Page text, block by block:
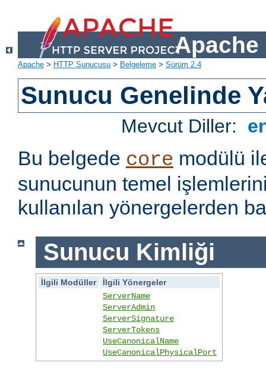
Apache
Apache > HTTP Sunucusu > Belgeleme > Sürüm 2.4
Sunucu Genelinde
Mevcut Diller:
Bu belgede core modülü
sunucunun temel
kullanılan yönergelerden
Sunucu Kimliği
İlgili Modüller
İlgili Yönergeler
ServerName
ServerAdmin
ServerSignature
ServerTokens
UseCanonicalName
UseCanonicalPhysicalPort